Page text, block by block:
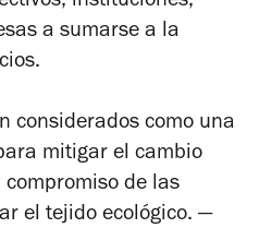
a sumarse a la
considerados como una
mitigar el cambio
de las
el tejido ecológico. —